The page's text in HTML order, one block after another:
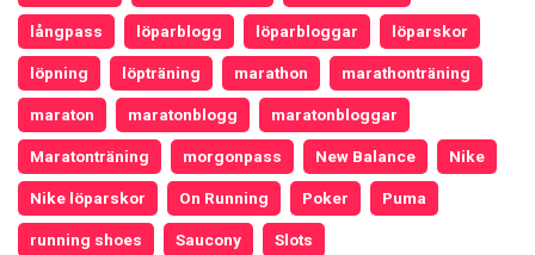
långpass löparblogg löparbloggar löparskor
löpning löpträning marathon marathonträning
maraton maratonblogg maratonbloggar
Maratonträning morgonpass New Balance Nike
Nike löparskor On Running Poker Puma
running shoes Saucony Slots